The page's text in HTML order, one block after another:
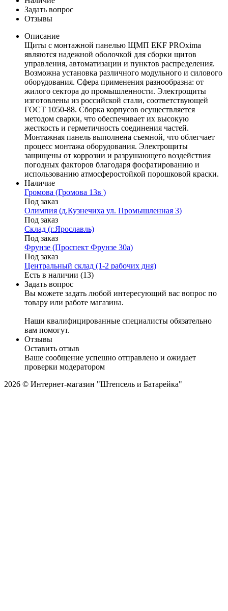
Задать вопрос
Отзывы
Описание
Щиты с монтажной панелью ЩМП EKF PROxima
являются надежной оболочкой для сборки щитов
управления, автоматизации и пунктов распределения.
Возможна установка различного модульного и силового
оборудования. Сфера применения разнообразна: от
жилого сектора до промышленности. Электрощиты
изготовлены из российской стали, соответствующей
ГОСТ 1050-88. Сборка корпусов осуществляется
методом сварки, что обеспечивает их высокую
жесткость и герметичность соединения частей.
Монтажная панель выполнена съемной, что облегчает
процесс монтажа оборудования. Электрощиты
защищены от коррозии и разрушающего воздействия
погодных факторов благодаря фосфатированию и
использованию атмосферостойкой порошковой краски.
Наличие
Громова (Громова 13в )
Под заказ
Олимпия (д.Кузнечиха ул. Промышленная 3)
Под заказ
Склад (г.Ярославль)
Под заказ
Фрунзе (Проспект Фрунзе 30а)
Под заказ
Центральный склад (1-2 рабочих дня)
Есть в наличии (13)
Задать вопрос
Вы можете задать любой интересующий вас вопрос по
товару или работе магазина.
Наши квалифицированные специалисты обязательно
вам помогут.
Отзывы
Оставить отзыв
Ваше сообщение успешно отправлено и ожидает
проверки модератором
2026 © Интернет-магазин "Штепсель и Батарейка"